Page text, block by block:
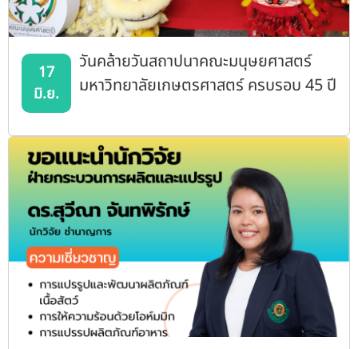
17
มิ.ย.
วันคล้ายวันสถาปนาคณะมนุษยศาสตร์
มหาวิทยาลัยเกษตรศาสตร์ ครบรอบ 45 ปี